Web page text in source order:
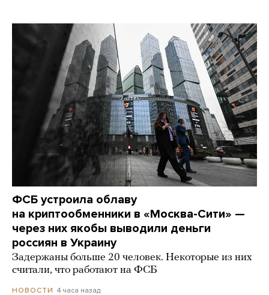
ФСБ устроила облаву
на криптообменники в «Москва-Сити» —
через них якобы выводили деньги
россиян в Украину
Задержаны больше 20 человек. Некоторые из них
считали, что работают на ФСБ
НОВОСТИ 4 часа назад